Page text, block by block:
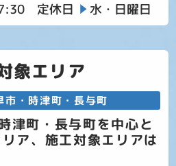
定休日 水・日曜日
象エリア
市・時津町・長与町
津町・長与町を中心と
ア、施工対象エリアは